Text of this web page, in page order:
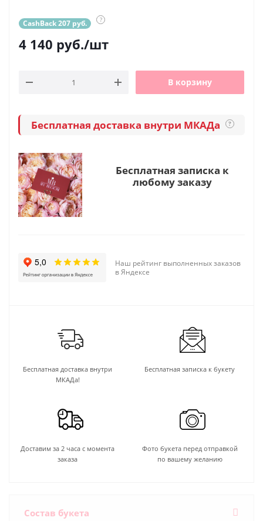
CashBack 207 руб. ?
4 140 руб./шт
В корзину
Бесплатная доставка внутри МКАДа ?
Бесплатная записка к
любому заказу
Наш рейтинг выполненных заказов
в Яндексе
Бесплатная доставка внутри
МКАДа!
Бесплатная записка к букету
Доставим за 2 часа с момента
заказа
Фото букета перед отправкой
по вашему желанию
Состав букета